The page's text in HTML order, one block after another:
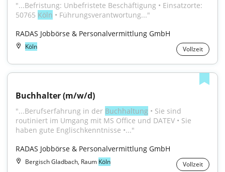
"...Befristung: Unbefristete Beschäftigung • Einsatzorte:
50765 Köln • Führungsverantwortung..."
RADAS Jobbörse & Personalvermittlung GmbH
Köln Vollzeit
Buchhalter (m/w/d)
"...Berufserfahrung in der Buchhaltung • Sie sind
routiniert im Umgang mit MS Office und DATEV • Sie
haben gute Englischkenntnisse •..."
RADAS Jobbörse & Personalvermittlung GmbH
Bergisch Gladbach, Raum Köln Vollzeit